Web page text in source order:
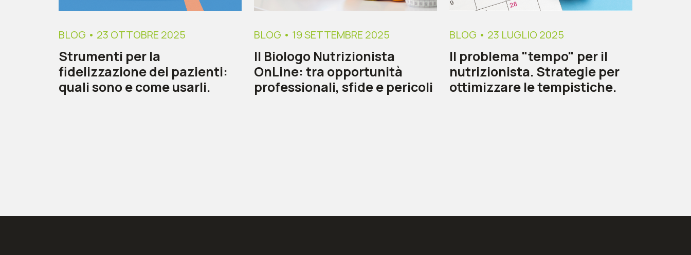
BLOG • 23 OTTOBRE 2025
Strumenti per la
fidelizzazione dei pazienti:
quali sono e come usarli.
BLOG • 19 SETTEMBRE 2025
Il Biologo Nutrizionista
OnLine: tra opportunità
professionali, sfide e pericoli
BLOG • 23 LUGLIO 2025
Il problema "tempo" per il
nutrizionista. Strategie per
ottimizzare le tempistiche.